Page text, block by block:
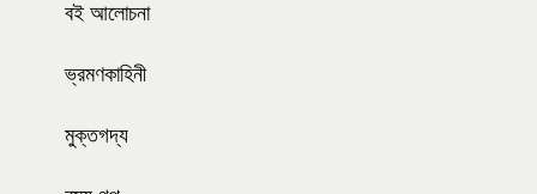
বই আলোচনা
ভ্রমণকাহিনী
মুক্তগদ্য